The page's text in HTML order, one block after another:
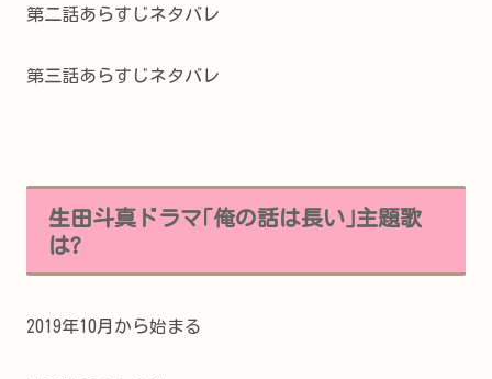
第二話あらすじネタバレ
第三話あらすじネタバレ
生田斗真ドラマ｢俺の話は長い｣主題歌
は?
2019年10月から始まる